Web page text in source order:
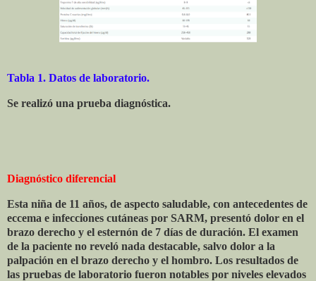
Tabla 1. Datos de laboratorio.
Se realizó una prueba diagnóstica.
Diagnóstico diferencial
Esta niña de 11 años, de aspecto saludable, con antecedentes de
eccema e infecciones cutáneas por SARM, presentó dolor en el
brazo derecho y el esternón de 7 días de duración. El examen
de la paciente no reveló nada destacable, salvo dolor a la
palpación en el brazo derecho y el hombro. Los resultados de
las pruebas de laboratorio fueron notables por niveles elevados